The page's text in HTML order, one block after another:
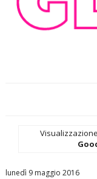
lunedì 9 maggio 2016